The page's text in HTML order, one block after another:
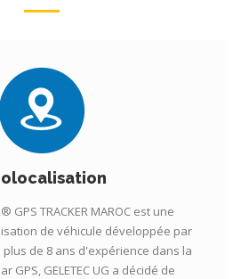
GPS TRACKER MAROC est une
de véhicule développée par
plus de 8 ans d'expérience dans la
GPS, GELETEC UG a décidé de